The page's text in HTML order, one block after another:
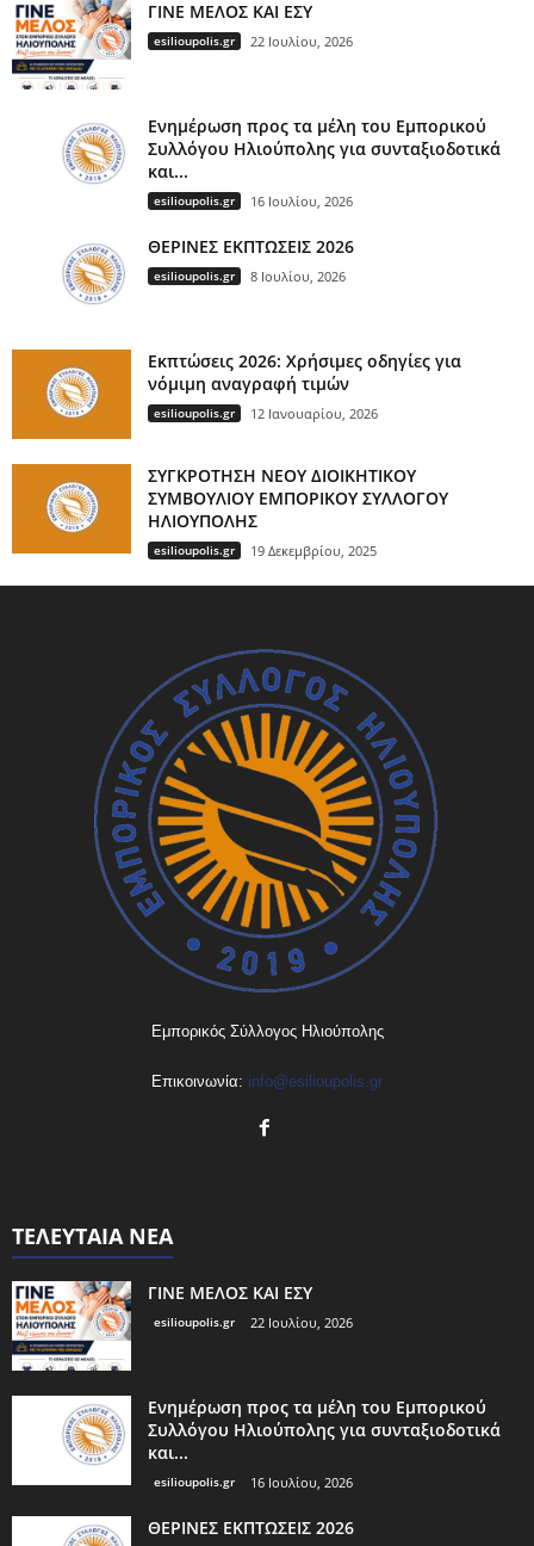
ΓΙΝΕ ΜΕΛΟΣ ΚΑΙ ΕΣΥ
esilioupolis.gr 22 Ιουλίου, 2026
Ενημέρωση προς τα μέλη του Εμπορικού
Συλλόγου Ηλιούπολης για συνταξιοδοτικά
και...
esilioupolis.gr 16 Ιουλίου, 2026
ΘΕΡΙΝΕΣ ΕΚΠΤΩΣΕΙΣ 2026
esilioupolis.gr 8 Ιουλίου, 2026
Εκπτώσεις 2026: Χρήσιμες οδηγίες για
νόμιμη αναγραφή τιμών
esilioupolis.gr 12 Ιανουαρίου, 2026
ΣΥΓΚΡΟΤΗΣΗ ΝΕΟΥ ΔΙΟΙΚΗΤΙΚΟΥ
ΣΥΜΒΟΥΛΙΟΥ ΕΜΠΟΡΙΚΟΥ ΣΥΛΛΟΓΟΥ
ΗΛΙΟΥΠΟΛΗΣ
esilioupolis.gr 19 Δεκεμβρίου, 2025
Εμπορικός Σύλλογος Ηλιούπολης
Επικοινωνία: info@esilioupolis.gr
ΤΕΛΕΥΤΑΙΑ ΝΕΑ
ΓΙΝΕ ΜΕΛΟΣ ΚΑΙ ΕΣΥ
esilioupolis.gr 22 Ιουλίου, 2026
Ενημέρωση προς τα μέλη του Εμπορικού
Συλλόγου Ηλιούπολης για συνταξιοδοτικά
και...
esilioupolis.gr 16 Ιουλίου, 2026
ΘΕΡΙΝΕΣ ΕΚΠΤΩΣΕΙΣ 2026